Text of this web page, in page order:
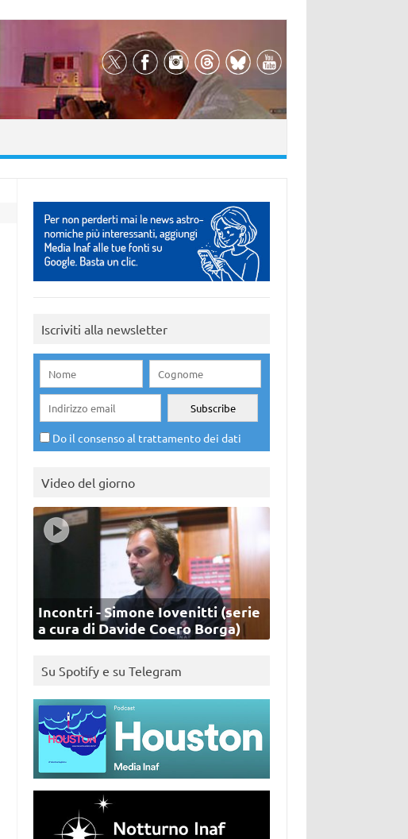
Iscriviti alla newsletter
Do il consenso al trattamento dei dati
Video del giorno
Incontri - Simone Iovenitti (serie
a cura di Davide Coero Borga)
Su Spotify e su Telegram